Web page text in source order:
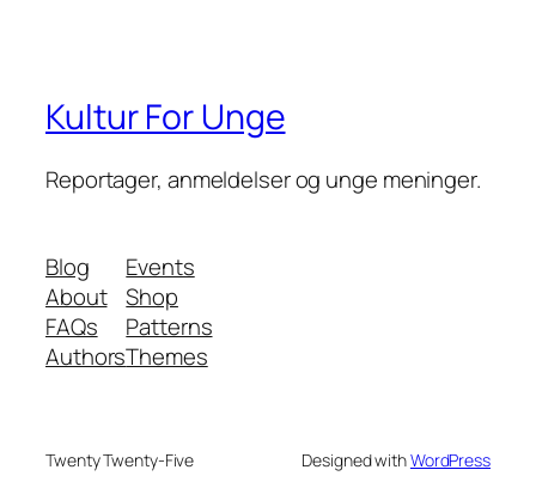
Kultur For Unge
Reportager, anmeldelser og unge meninger.
Blog
About
FAQs
Authors
Events
Shop
Patterns
Themes
Twenty Twenty-Five Designed withWordPress